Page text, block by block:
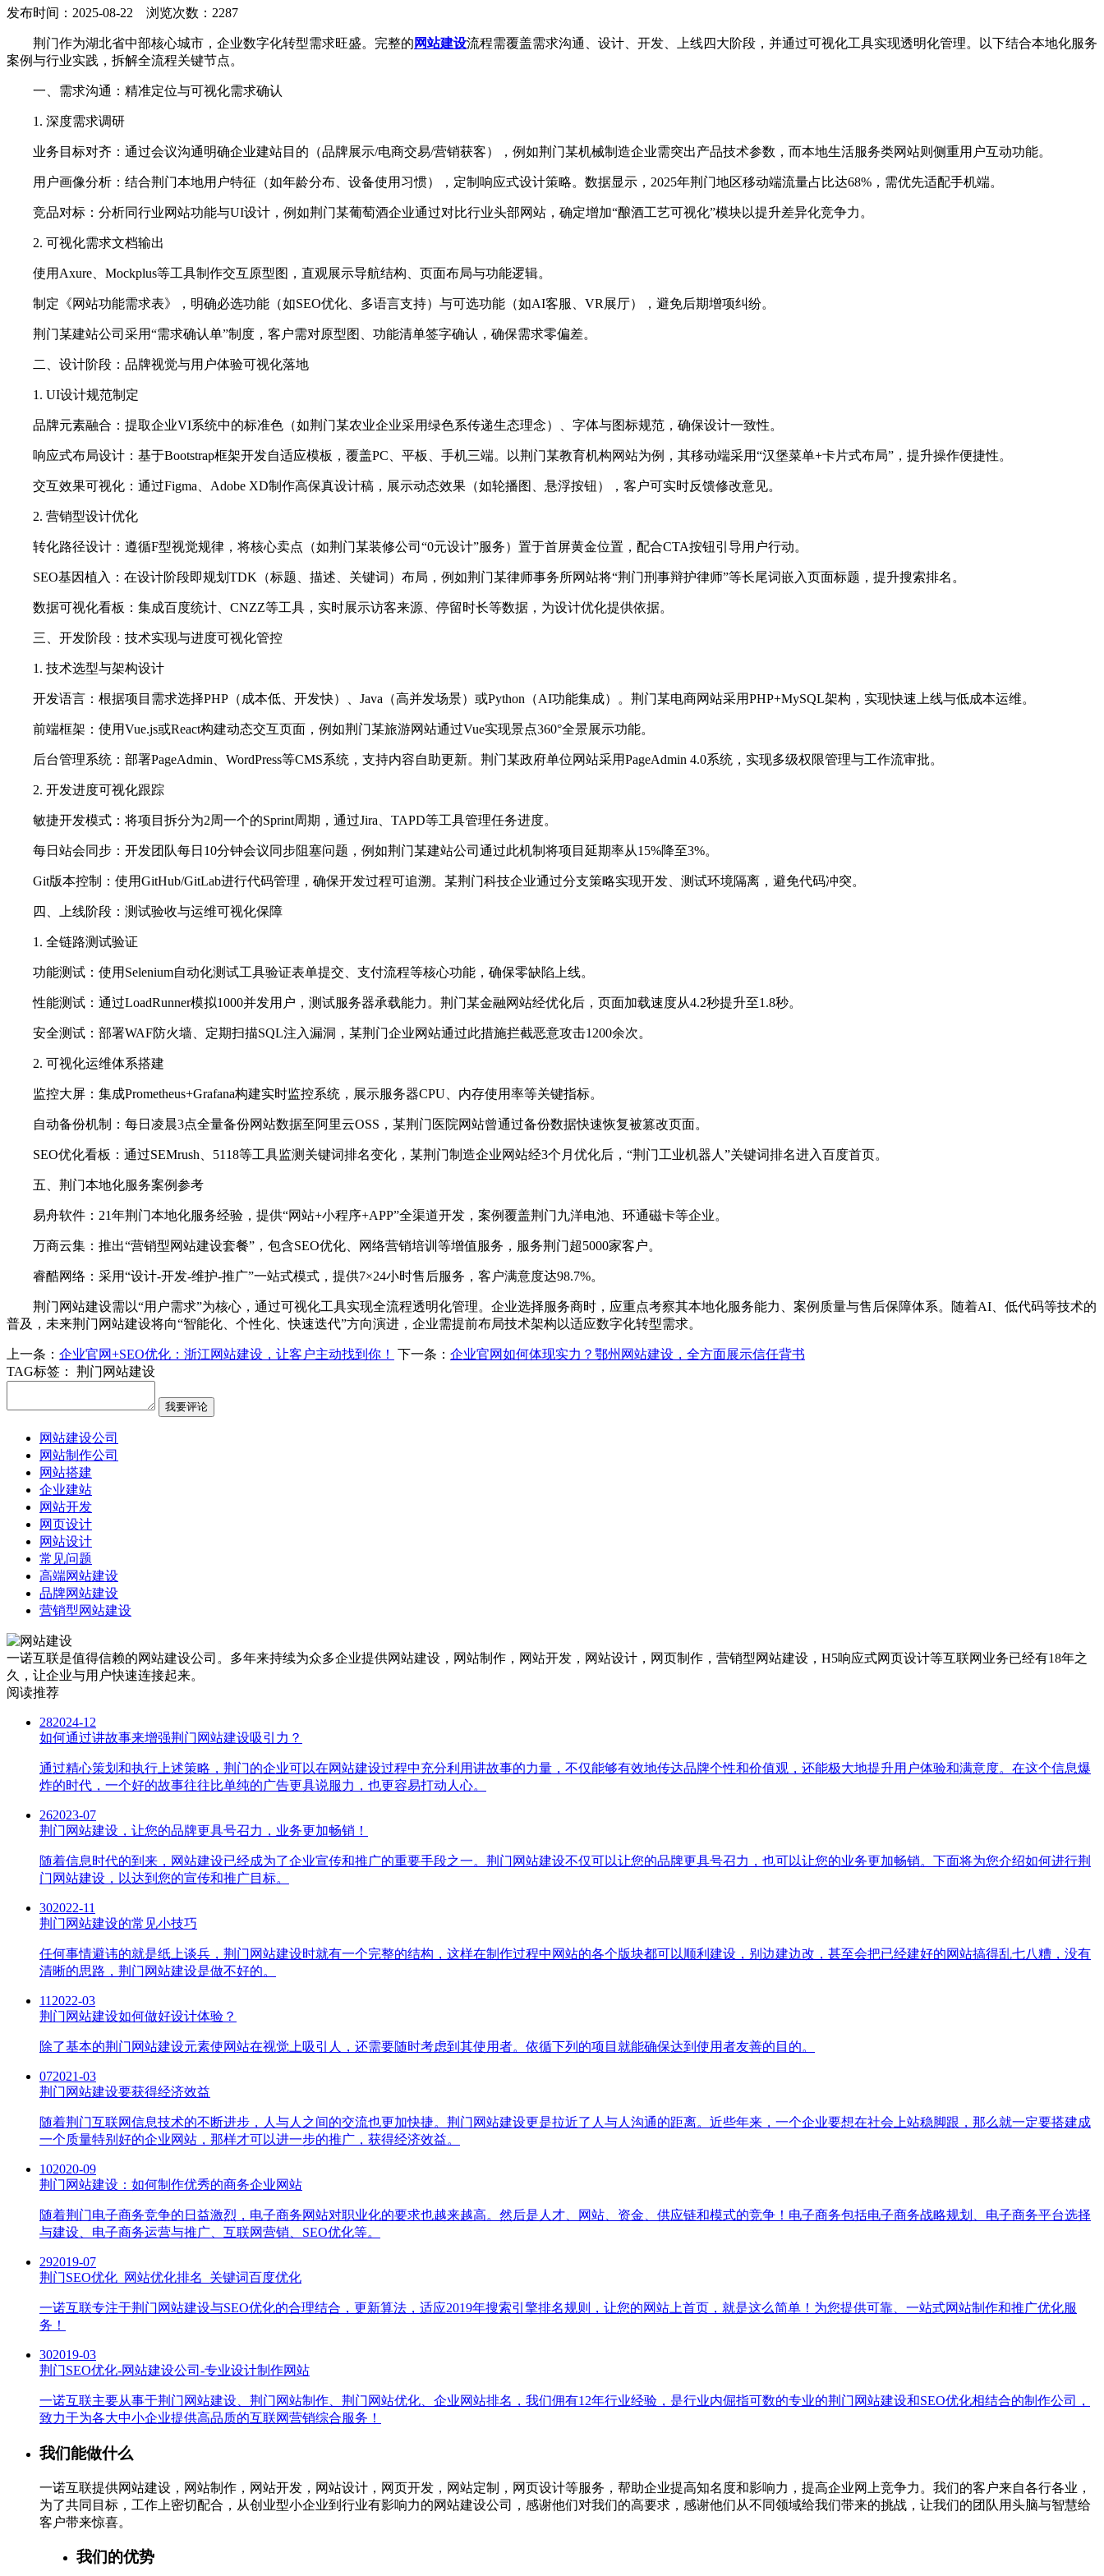
发布时间：2025-08-22 浏览次数：2287
荆门作为湖北省中部核心城市，企业数字化转型需求旺盛。完整的 网站建设流程需覆盖需求沟通、设计、开发、上线四大阶段，并通过可视化工具实现透明化管理。以下结合本地化服务
案例与行业实践，拆解全流程关键节点。
一、需求沟通：精准定位与可视化需求确认
1. 深度需求调研
业务目标对齐：通过会议沟通明确企业建站目的（品牌展示/电商交易/营销获客），例如荆门某机械制造企业需突出产品技术参数，而本地生活服务类网站则侧重用户互动功能。
用户画像分析：结合荆门本地用户特征（如年龄分布、设备使用习惯），定制响应式设计策略。数据显示，2025年荆门地区移动端流量占比达68%，需优先适配手机端。
竞品对标：分析同行业网站功能与UI设计，例如荆门某葡萄酒企业通过对比行业头部网站，确定增加“酿酒工艺可视化”模块以提升差异化竞争力。
2. 可视化需求文档输出
使用Axure、Mockplus等工具制作交互原型图，直观展示导航结构、页面布局与功能逻辑。
制定《网站功能需求表》，明确必选功能（如SEO优化、多语言支持）与可选功能（如AI客服、VR展厅），避免后期增项纠纷。
荆门某建站公司采用“需求确认单”制度，客户需对原型图、功能清单签字确认，确保需求零偏差。
二、设计阶段：品牌视觉与用户体验可视化落地
1. UI设计规范制定
品牌元素融合：提取企业VI系统中的标准色（如荆门某农业企业采用绿色系传递生态理念）、字体与图标规范，确保设计一致性。
响应式布局设计：基于Bootstrap框架开发自适应模板，覆盖PC、平板、手机三端。以荆门某教育机构网站为例，其移动端采用“汉堡菜单+卡片式布局”，提升操作便捷性。
交互效果可视化：通过Figma、Adobe XD制作高保真设计稿，展示动态效果（如轮播图、悬浮按钮），客户可实时反馈修改意见。
2. 营销型设计优化
转化路径设计：遵循F型视觉规律，将核心卖点（如荆门某装修公司“0元设计”服务）置于首屏黄金位置，配合CTA按钮引导用户行动。
SEO基因植入：在设计阶段即规划TDK（标题、描述、关键词）布局，例如荆门某律师事务所网站将“荆门刑事辩护律师”等长尾词嵌入页面标题，提升搜索排名。
数据可视化看板：集成百度统计、CNZZ等工具，实时展示访客来源、停留时长等数据，为设计优化提供依据。
三、开发阶段：技术实现与进度可视化管控
1. 技术选型与架构设计
开发语言：根据项目需求选择PHP（成本低、开发快）、Java（高并发场景）或Python（AI功能集成）。荆门某电商网站采用PHP+MySQL架构，实现快速上线与低成本运维。
前端框架：使用Vue.js或React构建动态交互页面，例如荆门某旅游网站通过Vue实现景点360°全景展示功能。
后台管理系统：部署PageAdmin、WordPress等CMS系统，支持内容自助更新。荆门某政府单位网站采用PageAdmin 4.0系统，实现多级权限管理与工作流审批。
2. 开发进度可视化跟踪
敏捷开发模式：将项目拆分为2周一个的Sprint周期，通过Jira、TAPD等工具管理任务进度。
每日站会同步：开发团队每日10分钟会议同步阻塞问题，例如荆门某建站公司通过此机制将项目延期率从15%降至3%。
Git版本控制：使用GitHub/GitLab进行代码管理，确保开发过程可追溯。某荆门科技企业通过分支策略实现开发、测试环境隔离，避免代码冲突。
四、上线阶段：测试验收与运维可视化保障
1. 全链路测试验证
功能测试：使用Selenium自动化测试工具验证表单提交、支付流程等核心功能，确保零缺陷上线。
性能测试：通过LoadRunner模拟1000并发用户，测试服务器承载能力。荆门某金融网站经优化后，页面加载速度从4.2秒提升至1.8秒。
安全测试：部署WAF防火墙、定期扫描SQL注入漏洞，某荆门企业网站通过此措施拦截恶意攻击1200余次。
2. 可视化运维体系搭建
监控大屏：集成Prometheus+Grafana构建实时监控系统，展示服务器CPU、内存使用率等关键指标。
自动备份机制：每日凌晨3点全量备份网站数据至阿里云OSS，某荆门医院网站曾通过备份数据快速恢复被篡改页面。
SEO优化看板：通过SEMrush、5118等工具监测关键词排名变化，某荆门制造企业网站经3个月优化后，“荆门工业机器人”关键词排名进入百度首页。
五、荆门本地化服务案例参考
易舟软件：21年荆门本地化服务经验，提供“网站+小程序+APP”全渠道开发，案例覆盖荆门九洋电池、环通磁卡等企业。
万商云集：推出“营销型网站建设套餐”，包含SEO优化、网络营销培训等增值服务，服务荆门超5000家客户。
睿酷网络：采用“设计-开发-维护-推广”一站式模式，提供7×24小时售后服务，客户满意度达98.7%。
荆门网站建设需以“用户需求”为核心，通过可视化工具实现全流程透明化管理。企业选择服务商时，应重点考察其本地化服务能力、案例质量与售后保障体系。随着AI、低代码等技术的
普及，未来荆门网站建设将向“智能化、个性化、快速迭代”方向演进，企业需提前布局技术架构以适应数字化转型需求。
上一条： 企业官网+SEO优化：浙江网站建设，让客户主动找到你！ 下一条： 企业官网如何体现实力？鄂州网站建设，全方面展示信任背书
TAG标签：
荆门网站建设
网站建设公司
网站制作公司
网站搭建
企业建站
网站开发
网页设计
网站设计
常见问题
高端网站建设
品牌网站建设
营销型网站建设
一诺互联是值得信赖的网站建设公司。多年来持续为众多企业提供网站建设，网站制作，网站开发，网站设计，网页制作，营销型网站建设，H5响应式网页设计等互联网业务已经有18年之
久，让企业与用户快速连接起来。
阅读推荐
282024-12
如何通过讲故事来增强荆门网站建设吸引力？
通过精心策划和执行上述策略，荆门的企业可以在网站建设过程中充分利用讲故事的力量，不仅能够有效地传达品牌个性和价值观，还能极大地提升用户体验和满意度。在这个信息爆
炸的时代，一个好的故事往往比单纯的广告更具说服力，也更容易打动人心。
262023-07
荆门网站建设，让您的品牌更具号召力，业务更加畅销！
随着信息时代的到来，网站建设已经成为了企业宣传和推广的重要手段之一。荆门网站建设不仅可以让您的品牌更具号召力，也可以让您的业务更加畅销。下面将为您介绍如何进行荆
门网站建设，以达到您的宣传和推广目标。
302022-11
荆门网站建设的常见小技巧
任何事情避讳的就是纸上谈兵，荆门网站建设时就有一个完整的结构，这样在制作过程中网站的各个版块都可以顺利建设，别边建边改，甚至会把已经建好的网站搞得乱七八糟，没有
清晰的思路，荆门网站建设是做不好的。
11 2022-03
荆门网站建设如何做好设计体验？
除了基本的荆门网站建设元素使网站在视觉上吸引人，还需要随时考虑到其使用者。依循下列的项目就能确保达到使用者友善的目的。
072021-03
荆门网站建设要获得经济效益
随着荆门互联网信息技术的不断进步，人与人之间的交流也更加快捷。荆门网站建设更是拉近了人与人沟通的距离。近些年来，一个企业要想在社会上站稳脚跟，那么就一定要搭建成
一个质量特别好的企业网站，那样才可以进一步的推广，获得经济效益。
102020-09
荆门网站建设：如何制作优秀的商务企业网站
随着荆门电子商务竞争的日益激烈，电子商务网站对职业化的要求也越来越高。然后是人才、网站、资金、供应链和模式的竞争！电子商务包括电子商务战略规划、电子商务平台选择
与建设、电子商务运营与推广、互联网营销、SEO优化等。
292019-07
荆门SEO优化_网站优化排名_关键词百度优化
一诺互联专注于荆门网站建设与SEO优化的合理结合，更新算法，适应2019年搜索引擎排名规则，让您的网站上首页，就是这么简单！为您提供可靠、一站式网站制作和推广优化服
务！
302019-03
荆门SEO优化-网站建设公司-专业设计制作网站
一诺互联主要从事于荆门网站建设、荆门网站制作、荆门网站优化、企业网站排名，我们佣有12年行业经验，是行业内倔指可数的专业的荆门网站建设和SEO优化相结合的制作公司，
致力于为各大中小企业提供高品质的互联网营销综合服务！
我们能做什么
一诺互联提供网站建设，网站制作，网站开发，网站设计，网页开发，网站定制，网页设计等服务，帮助企业提高知名度和影响力，提高企业网上竞争力。我们的客户来自各行各业，
为了共同目标，工作上密切配合，从创业型小企业到行业有影响力的网站建设公司，感谢他们对我们的高要求，感谢他们从不同领域给我们带来的挑战，让我们的团队用头脑与智慧给
客户带来惊喜。
我们的优势